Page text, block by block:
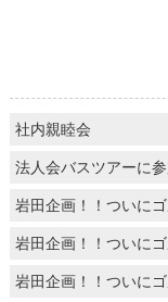
社内親睦会
法人会バスツアーに
岩田企画！！ついに
岩田企画！！ついに
岩田企画！！ついに